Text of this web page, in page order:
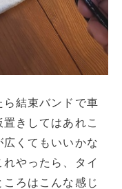
結束バンドで車
きしてはあれこ
くてもいいかな
やったら、タイ
ろはこんな感じ